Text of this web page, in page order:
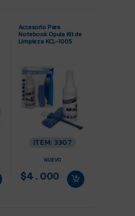
Accesorio Para
Notebook Opula Kit de
Limpieza KCL-1005
ITEM: 3307
NUEVO
$4.000